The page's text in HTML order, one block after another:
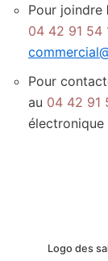
Pour joindre
04 42 91 54
Pour
au 04 42 91
électronique
Logo des